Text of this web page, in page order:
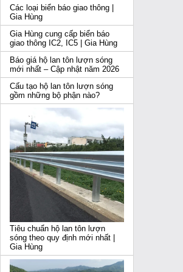
Các loại biển báo giao thông |
Gia Hùng
Gia Hùng cung cấp biển báo
giao thông IC2, IC5 | Gia Hùng
Báo giá hộ lan tôn lượn sóng
mới nhất – Cập nhật năm 2026
Cấu tạo hộ lan tôn lượn sóng
gồm những bộ phận nào?
Tiêu chuẩn hộ lan tôn lượn
sóng theo quy định mới nhất |
Gia Hùng